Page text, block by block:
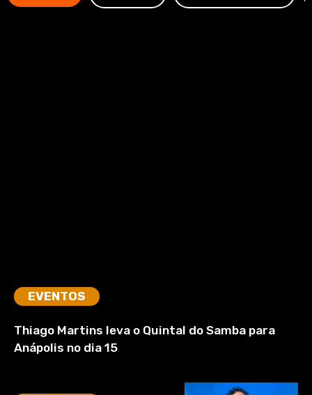
EVENTOS
Thiago Martins leva o Quintal do Samba para
Anápolis no dia 15